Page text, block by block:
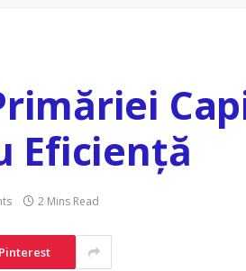
Eficiență
2 Mins Read
Pinterest